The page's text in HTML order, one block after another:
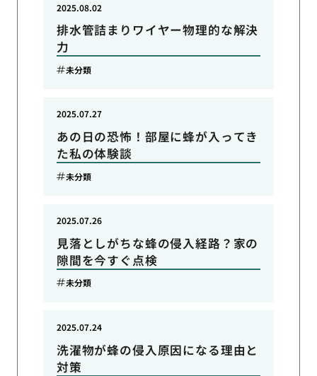
排水管詰まりワイヤー物理的な解決
力
2025.08.02
未分類
あの日の恐怖！部屋に蜂が入ってき
た私の体験談
2025.07.27
未分類
見落としがちな蜂の侵入経路？家の
隙間を今すぐ点検
2025.07.26
未分類
洗濯物が蜂の侵入原因になる理由と
対策
2025.07.24